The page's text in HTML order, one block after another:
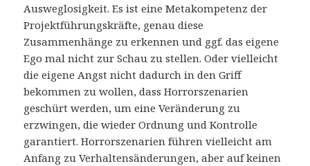
Ausweglosigkeit. Es ist eine Metakompetenz der
Projektführungskräfte, genau diese
Zusammenhänge zu erkennen und ggf. das eigene
Ego mal nicht zur Schau zu stellen. Oder vielleicht
die eigene Angst nicht dadurch in den Griff
bekommen zu wollen, dass Horrorszenarien
geschürt werden, um eine Veränderung zu
erzwingen, die wieder Ordnung und Kontrolle
garantiert. Horrorszenarien führen vielleicht am
Anfang zu Verhaltensänderungen, aber auf keinen